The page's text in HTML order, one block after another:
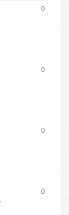
0
0
0
0